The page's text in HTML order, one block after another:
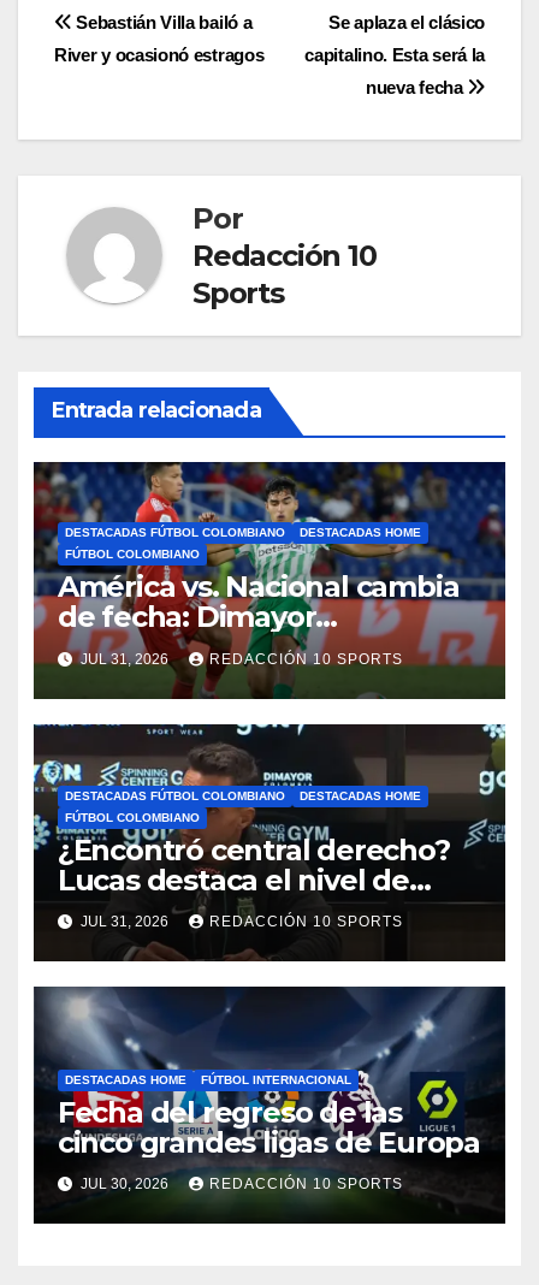
Se aplaza el clásico
capitalino. Esta será la
nueva fecha
Sebastián Villa bailó a
River y ocasionó estragos
Por
Redacción 10
Sports
Entrada relacionada
DESTACADAS FÚTBOL COLOMBIANO
DESTACADAS HOME
FÚTBOL COLOMBIANO
América vs. Nacional cambia
de fecha: Dimayor
reprogramó el clásico por
motivos de seguridad
JUL 31, 2026 REDACCIÓN 10 SPORTS
DESTACADAS FÚTBOL COLOMBIANO
DESTACADAS HOME
FÚTBOL COLOMBIANO
¿Encontró central derecho?
Lucas destaca el nivel de
Néider Parra
JUL 31, 2026 REDACCIÓN 10 SPORTS
DESTACADAS HOME FÚTBOL INTERNACIONAL
Fecha del regreso de las
cinco grandes ligas de Europa
JUL 30, 2026 REDACCIÓN 10 SPORTS